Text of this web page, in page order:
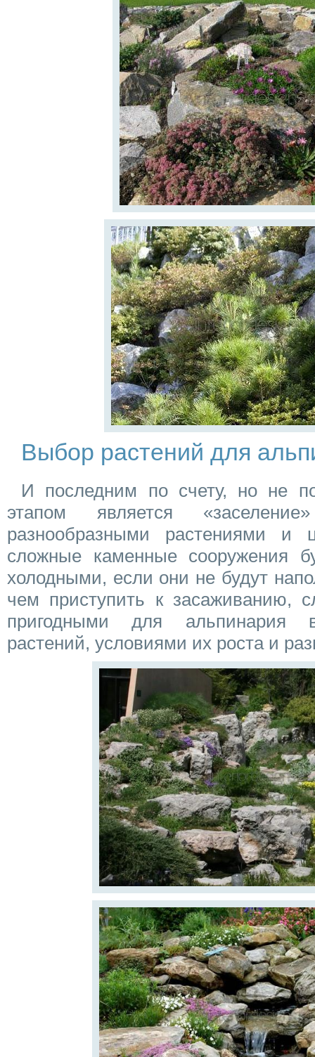
Выбор растений для
И последним по счету, но не
этапом является
разнообразными растениями и
сложные каменные сооружения
холодными, если они не будут
чем приступить к засаживанию,
пригодными для альпинария
растений, условиями их роста и